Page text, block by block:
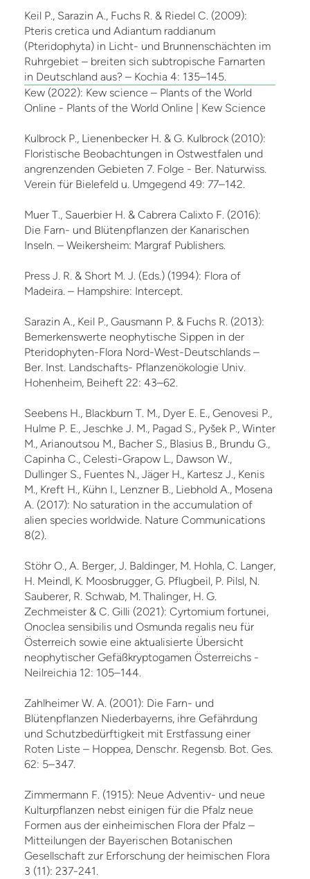
Keil P., Sarazin A., Fuchs R. & Riedel C. (2009):
Pteris cretica und Adiantum raddianum
(Pteridophyta) in Licht- und Brunnenschächten im
Ruhrgebiet – breiten sich subtropische Farnarten
in Deutschland aus? – Kochia 4: 135–145.
Kew (2022): Kew science – Plants of the World
Online - Plants of the World Online | Kew Science
Kulbrock P., Lienenbecker H. & G. Kulbrock (2010):
Floristische Beobachtungen in Ostwestfalen und
angrenzenden Gebieten 7. Folge - Ber. Naturwiss.
Verein für Bielefeld u. Umgegend 49: 77–142.
Muer T., Sauerbier H. & Cabrera Calixto F. (2016):
Die Farn- und Blütenpflanzen der Kanarischen
Inseln. – Weikersheim: Margraf Publishers.
Press J. R. & Short M. J. (Eds.) (1994): Flora of
Madeira. – Hampshire: Intercept.
Sarazin A., Keil P., Gausmann P. & Fuchs R. (2013):
Bemerkenswerte neophytische Sippen in der
Pteridophyten-Flora Nord-West-Deutschlands –
Ber. Inst. Landschafts- Pflanzenökologie Univ.
Hohenheim, Beiheft 22: 43–62.
Seebens H., Blackburn T. M., Dyer E. E., Genovesi P.,
Hulme P. E., Jeschke J. M., Pagad S., Pyšek P., Winter
M., Arianoutsou M., Bacher S., Blasius B., Brundu G.,
Capinha C., Celesti-Grapow L., Dawson W.,
Dullinger S., Fuentes N., Jäger H., Kartesz J., Kenis
M., Kreft H., Kühn I., Lenzner B., Liebhold A., Mosena
A. (2017): No saturation in the accumulation of
alien species worldwide. Nature Communications
8(2).
Stöhr O., A. Berger, J. Baldinger, M. Hohla, C. Langer,
H. Meindl, K. Moosbrugger, G. Pflugbeil, P. Pilsl, N.
Sauberer, R. Schwab, M. Thalinger, H. G.
Zechmeister & C. Gilli (2021): Cyrtomium fortunei,
Onoclea sensibilis und Osmunda regalis neu für
Österreich sowie eine aktualisierte Übersicht
neophytischer Gefäßkryptogamen Österreichs -
Neilreichia 12: 105–144.
Zahlheimer W. A. (2001): Die Farn- und
Blütenpflanzen Niederbayerns, ihre Gefährdung
und Schutzbedürftigkeit mit Erstfassung einer
Roten Liste – Hoppea, Denschr. Regensb. Bot. Ges.
62: 5–347.
Zimmermann F. (1915): Neue Adventiv- und neue
Kulturpflanzen nebst einigen für die Pfalz neue
Formen aus der einheimischen Flora der Pfalz –
Mitteilungen der Bayerischen Botanischen
Gesellschaft zur Erforschung der heimischen Flora
3 (11): 237-241.